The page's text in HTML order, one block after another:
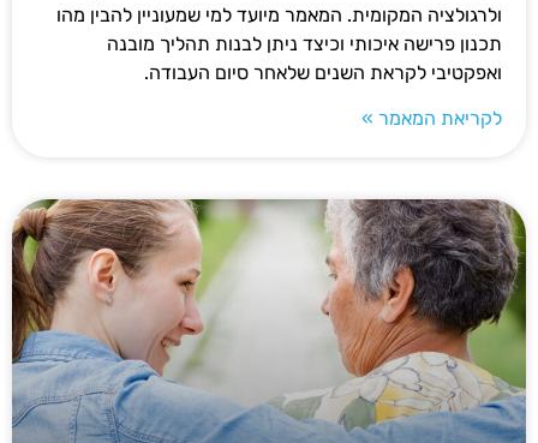
ולרגולציה המקומית. המאמר מיועד למי שמעוניין להבין מהו
תכנון פרישה איכותי וכיצד ניתן לבנות תהליך מובנה
ואפקטיבי לקראת השנים שלאחר סיום העבודה.
לקריאת המאמר »